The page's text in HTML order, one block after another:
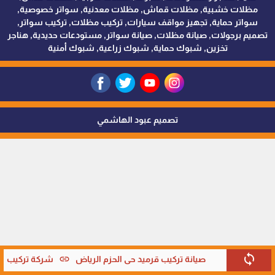
sync صيانة تركيب قرميد حي الحزم الرياض link شركة تركيب
مظلات خشبية, مظلات قماش, مظلات معدنية, سواتر خصوصية,
سواتر حماية, تجهيز مواقف سيارات, تركيب مظلات, تركيب سواتر,
تصميم برجولات, صيانة مظلات, صيانة سواتر, مستودعات حديدية, هناجر
تخزين, شبوك حماية, شبوك زراعية, شبوك أمنية
تصميم عبود الهاشمي